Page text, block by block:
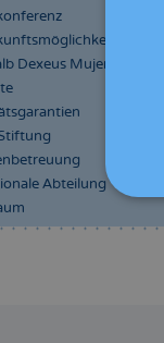
Dexeus Mujer
Abteilung